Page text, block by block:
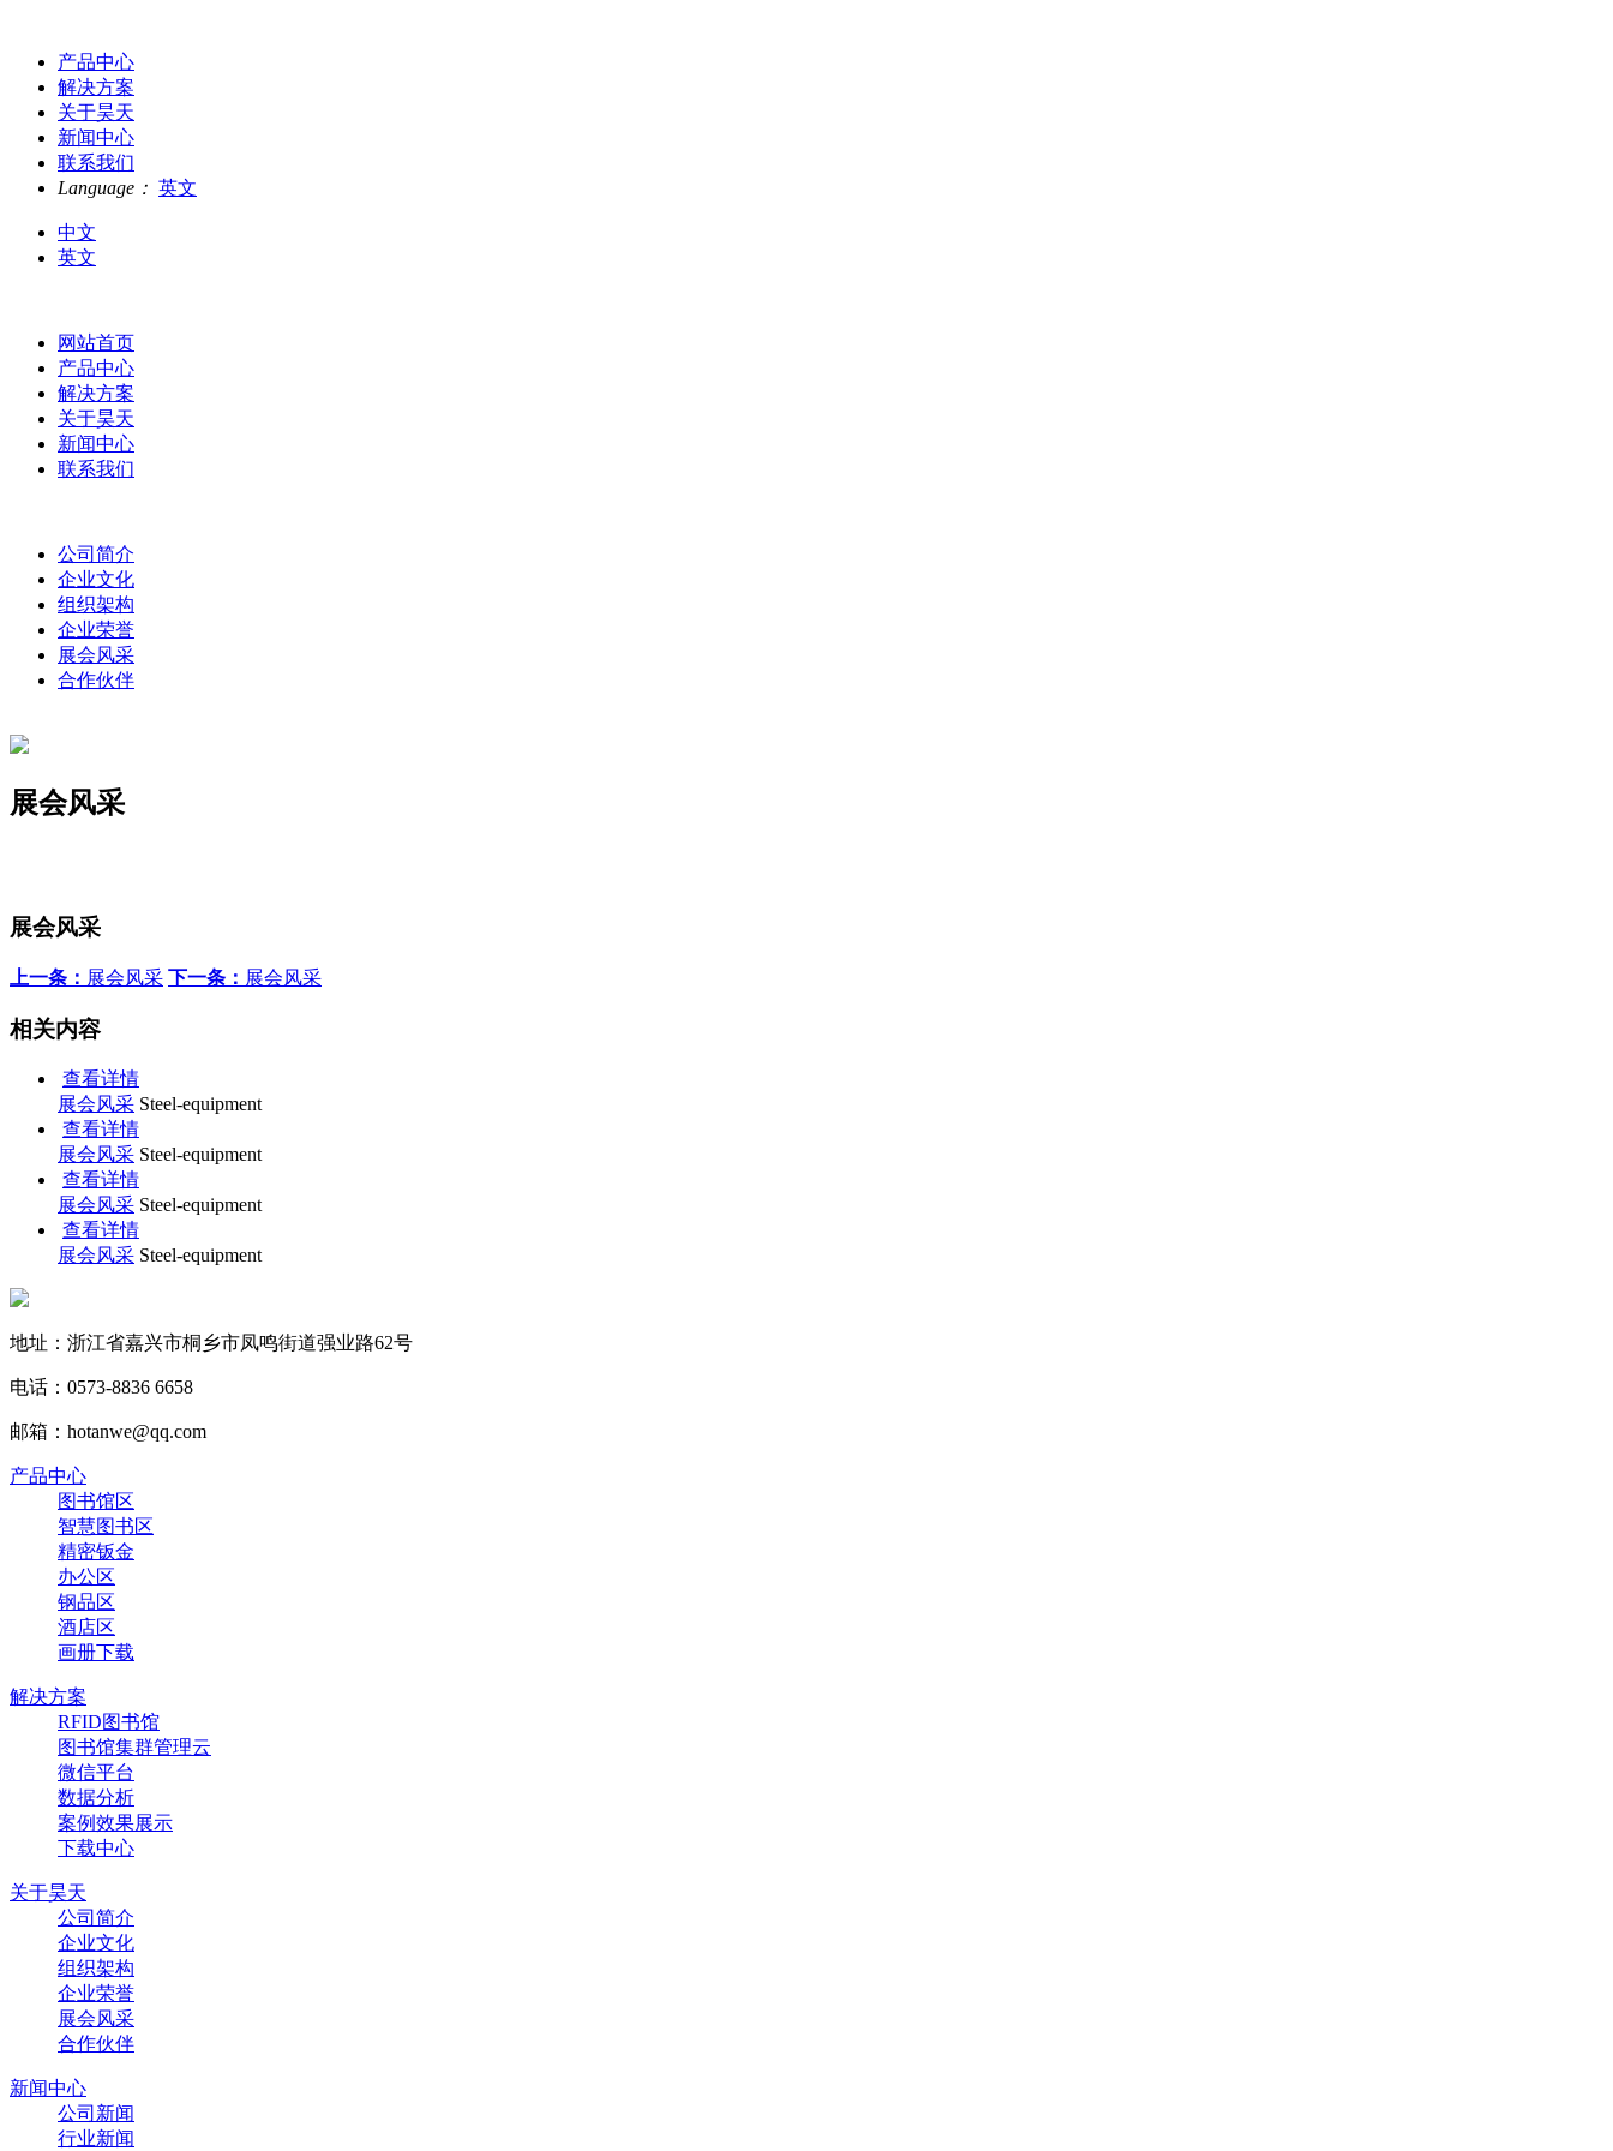
产品中心
解决方案
关于昊天
新闻中心
联系我们
Language： 英文
中文
英文
网站首页
产品中心
解决方案
关于昊天
新闻中心
联系我们
公司简介
企业文化
组织架构
企业荣誉
展会风采
合作伙伴
展会风采
展会风采
上一条： 展会风采 下一条： 展会风采
相关内容
查看详情
展会风采 Steel-equipment
查看详情
展会风采 Steel-equipment
查看详情
展会风采 Steel-equipment
查看详情
展会风采 Steel-equipment
地址：浙江省嘉兴市桐乡市凤鸣街道强业路62号
电话：0573-8836 6658
邮箱：hotanwe@qq.com
产品中心
图书馆区
智慧图书区
精密钣金
办公区
钢品区
酒店区
画册下载
解决方案
RFID图书馆
图书馆集群管理云
微信平台
数据分析
案例效果展示
下载中心
关于昊天
公司简介
企业文化
组织架构
企业荣誉
展会风采
合作伙伴
新闻中心
公司新闻
行业新闻